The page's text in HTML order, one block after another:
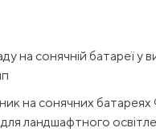
на сонячній батареї у
на сонячних
для ландшафтного